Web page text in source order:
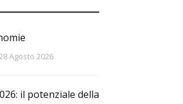
Agosto 2026
il potenziale della